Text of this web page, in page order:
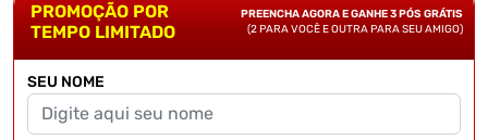
PROMOÇÃO POR
TEMPO LIMITADO
PREENCHA AGORA E GANHE 3 PÓS GRÁTIS
(2 PARA VOCÊ E OUTRA PARA SEU AMIGO)
SEU NOME